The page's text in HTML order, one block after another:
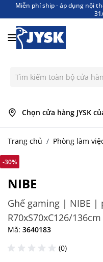
Miễn phí ship - áp dụng nội
Chọn cửa hàng JYSK
Trang chủ / Phòng làm
-30%
NIBE
Ghế gaming | NIBE
R70xS70xC126/136cm
Mã: 3640183
(0)